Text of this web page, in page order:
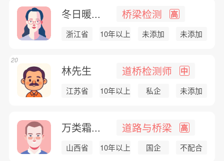
冬日暖... 桥梁检测 高
浙江省 10年以上 未添加 未添加
林先生 道桥检测师 中
江苏省 10年以上 私企 未添加
20
万类霜... 道路与桥梁 高
山西省 10年以上 国企 不配合